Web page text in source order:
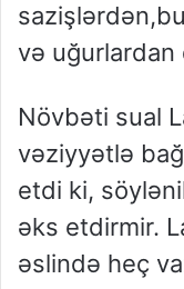
və uğurlardan
Növbəti sual
vəziyyətlə
etdi ki,
əks etdirmir.
əslində heç